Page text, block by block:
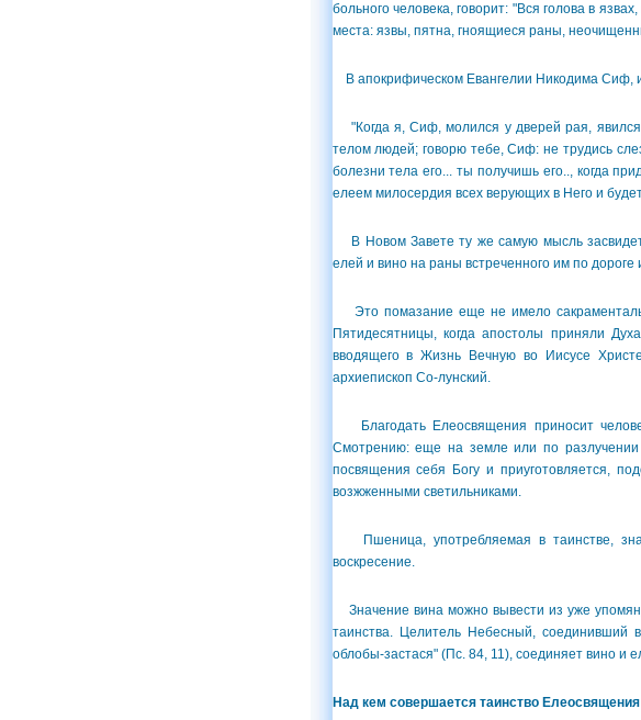
больного человека, говорит: "Вся голова в
места: язвы, пятна, гноящиеся раны,
В апокрифическом Евангелии Никодима Сиф,
"Когда я, Сиф, молился у дверей рая, явился
телом людей; говорю тебе, Сиф: не трудись
болезни тела его... ты получишь его.., когда
елеем милосердия всех верующих в Него и
В Новом Завете ту же самую мысль
елей и вино на раны встреченного им по дороге
Это помазание еще не имело
Пятидесятницы, когда апостолы приняли
вводящего в Жизнь Вечную во Иисусе
архиепископ Со-лунский.
Благодать Елеосвящения приносит
Смотрению: еще на земле или по
посвящения себя Богу и приуготовляется,
возжженными светильниками.
Пшеница, употребляемая в таинстве,
воскресение.
Значение вина можно вывести из уже
таинства. Целитель Небесный, соединивший
облобы-застася" (Пс. 84, 11), соединяет вино и
Над кем совершается таинство Елеосвящения